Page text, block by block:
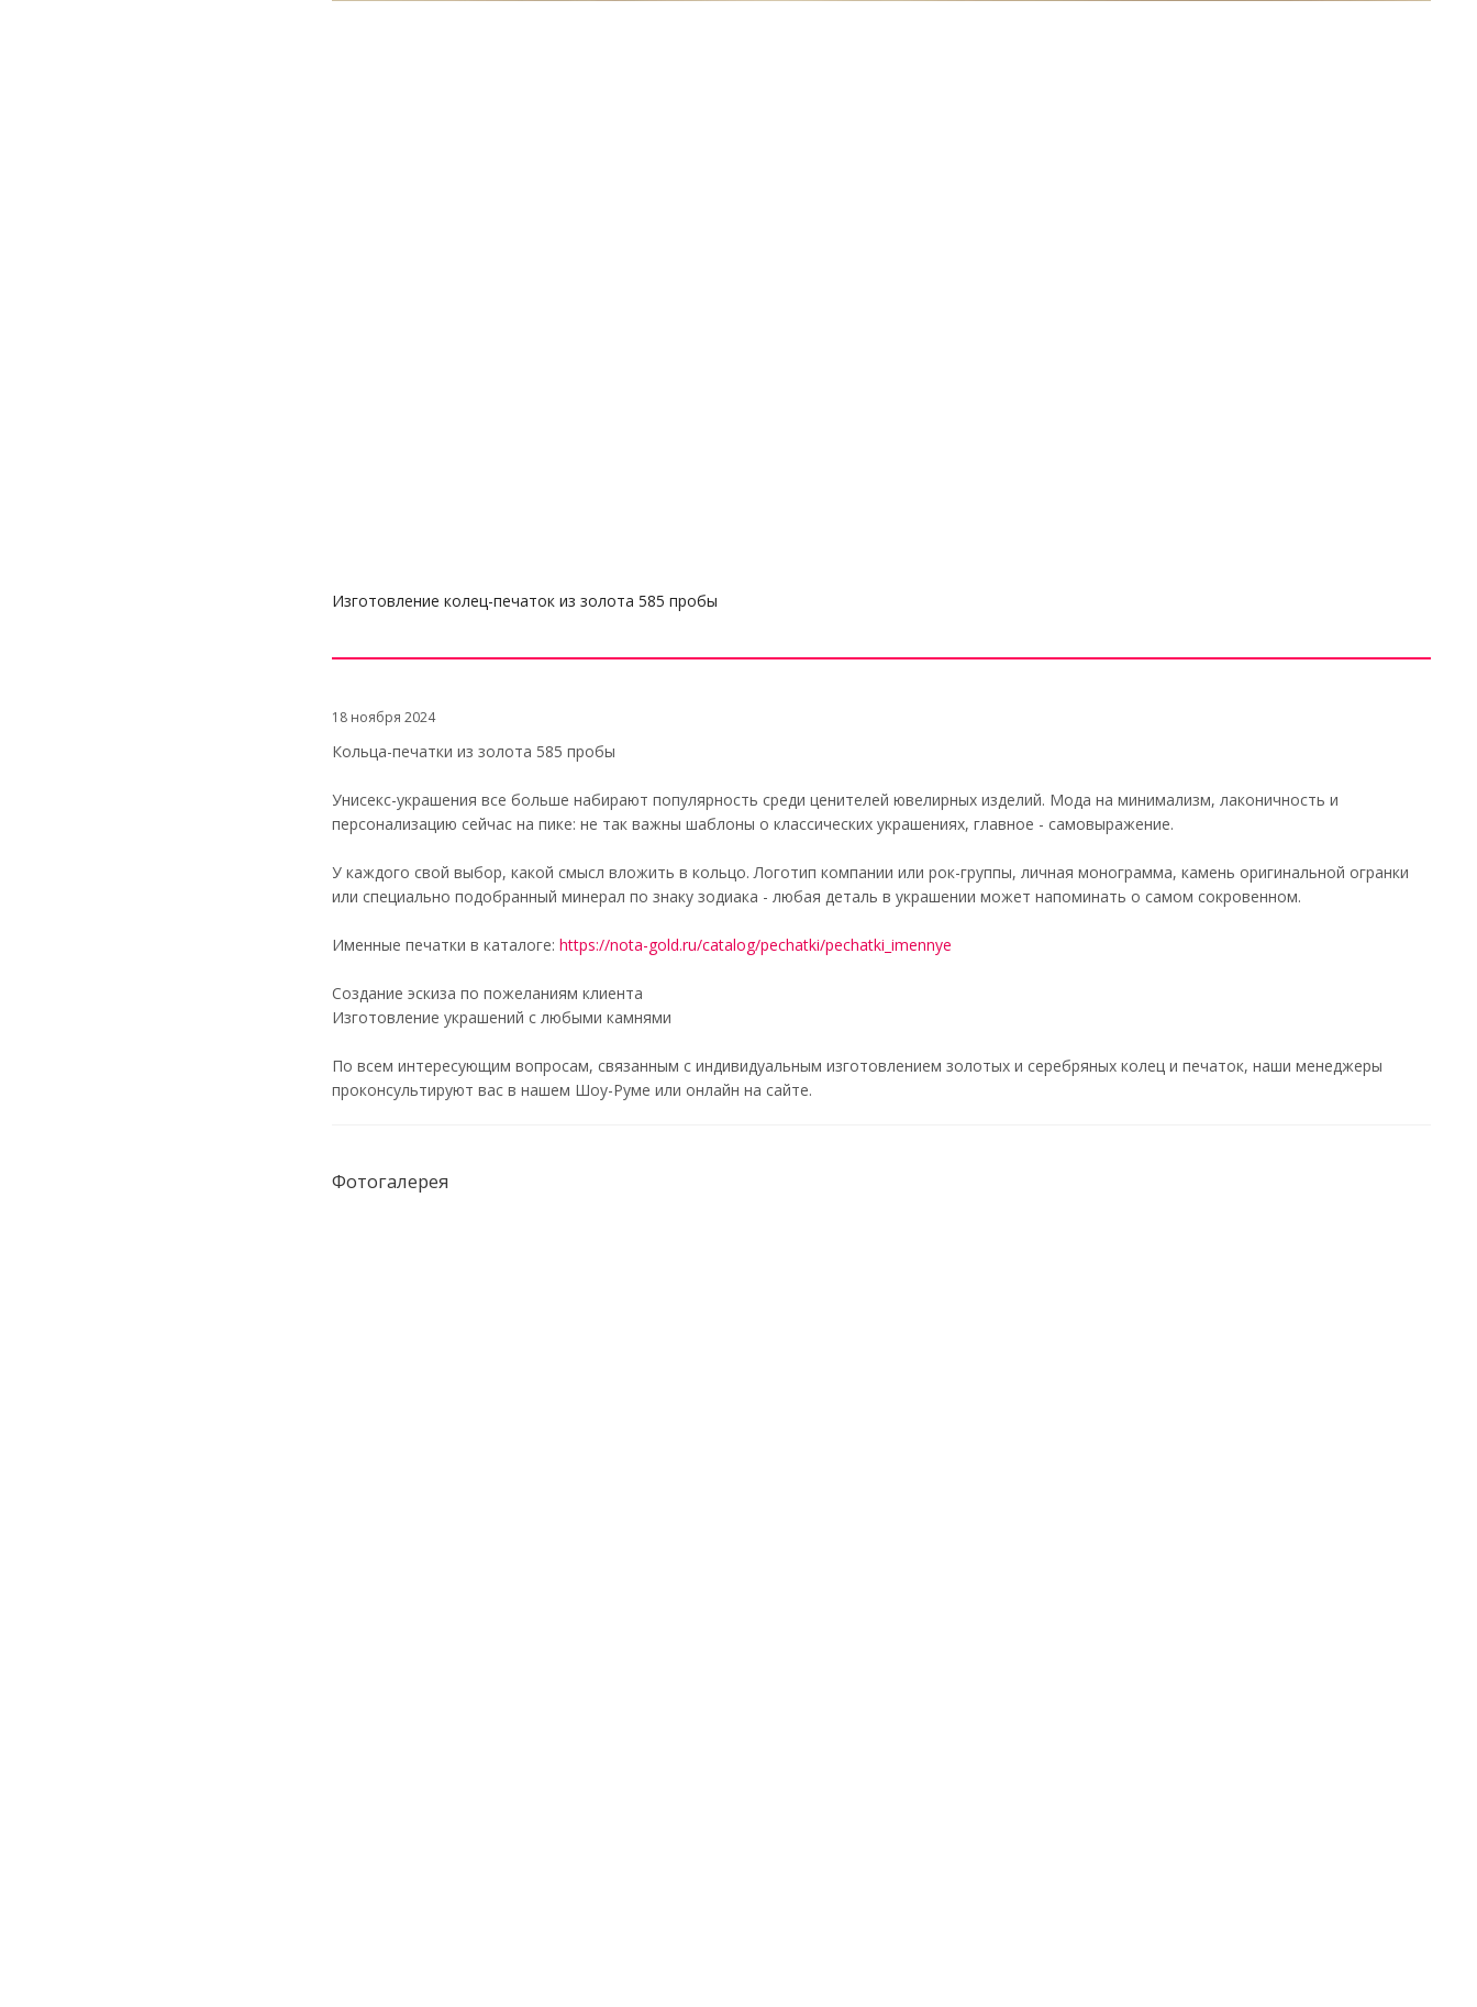
Изготовление колец-печаток из золота 585 пробы
18 ноября 2024
Кольца-печатки из золота 585 пробы
Унисекс-украшения все больше набирают популярность среди ценителей ювелирных изделий. Мода на минимализм, лаконичность и
персонализацию сейчас на пике: не так важны шаблоны о классических украшениях, главное - самовыражение.
У каждого свой выбор, какой смысл вложить в кольцо. Логотип компании или рок-группы, личная монограмма, камень оригинальной огранки
или специально подобранный минерал по знаку зодиака - любая деталь в украшении может напоминать о самом сокровенном.
Именные печатки в каталоге: https://nota-gold.ru/catalog/pechatki/pechatki_imennye
Создание эскиза по пожеланиям клиента
Изготовление украшений с любыми камнями
По всем интересующим вопросам, связанным с индивидуальным изготовлением золотых и серебряных колец и печаток, наши менеджеры
проконсультируют вас в нашем Шоу-Руме или онлайн на сайте.
Фотогалерея